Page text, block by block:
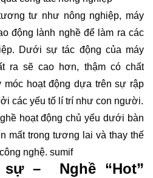
tư như nông nghiệp, máy
động lành nghề để làm ra các
Dưới sự tác động của máy
ra sẽ cao hơn, thậm có chất
móc hoạt động dựa trên sự rập
các yếu tố lí trí như con người.
hoạt động chủ yếu dưới bàn
mất trong tương lai và thay thế
nghệ. sumif
sự – Nghề “Hot”